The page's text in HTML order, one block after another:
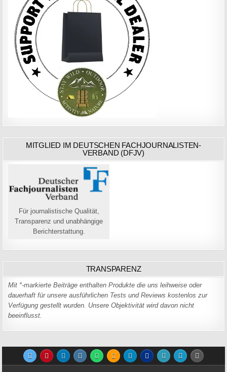
MITGLIED IM DEUTSCHEN FACHJOURNALISTEN-
VERBAND (DFJV)
Für journalistische Qualität,
Transparenz und unabhängige
Berichterstattung.
TRANSPARENZ
Mit *-markierte Beiträge enthalten Produkte die uns leihweise oder
dauerhaft für unsere ausführlichen Tests und Reviews kostenlos zur
Verfügung gestellt wurden. Unsere Objektivität wird davon nicht
beeinflusst.